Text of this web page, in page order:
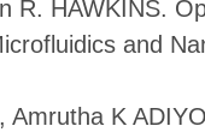
R. HAWKINS.
and
Amrutha K